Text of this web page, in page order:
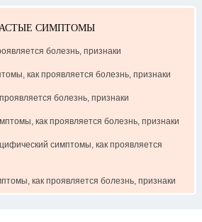
СИМПТОМЫ
болезнь, признаки
как проявляется болезнь, признаки
болезнь, признаки
как проявляется болезнь, признаки
симптомы, как проявляется
как проявляется болезнь, признаки